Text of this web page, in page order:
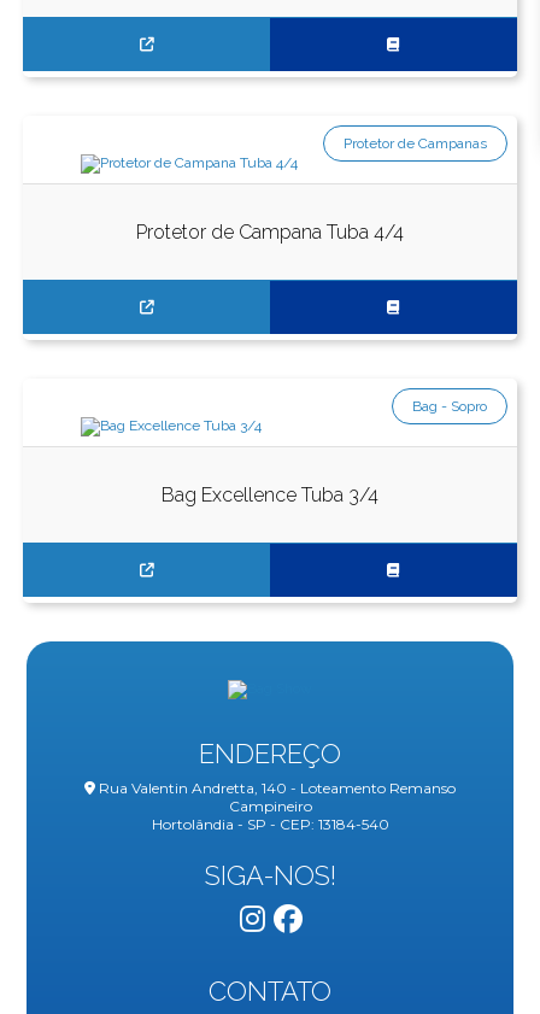
Protetor de Campana Tuba 4/4
Protetor de Campanas
Bag Excellence Tuba 3/4
Bag - Sopro
ENDEREÇO
Rua Valentin Andretta, 140 - Loteamento Remanso
Campineiro
Hortolândia - SP - CEP: 13184-540
SIGA-NOS!
CONTATO